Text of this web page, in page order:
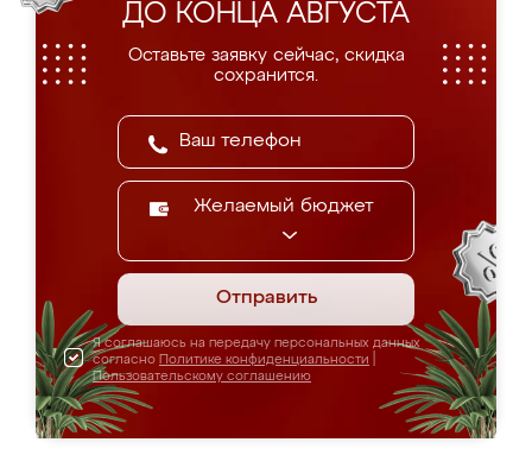
ДО КОНЦА АВГУСТА
Оставьте заявку сейчас, скидка
сохранится.
Желаемый бюджет
Отправить
Я соглашаюсь на передачу персональных данных
согласно Политике конфиденциальности
Пользовательскому соглашению